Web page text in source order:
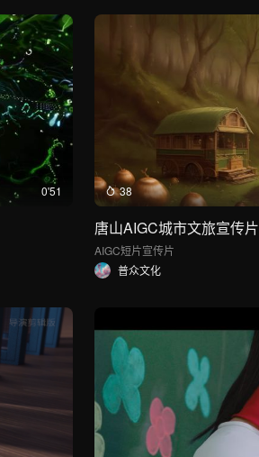
0'51 38
唐山AIGC城市文旅宣传片
AIGC短片宣传片
普众文化